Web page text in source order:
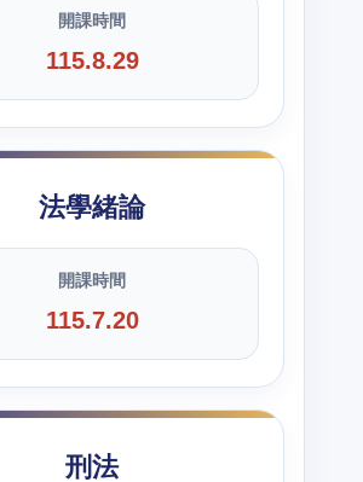
開課時間
115.8.29
法學緒論
開課時間
115.7.20
刑法